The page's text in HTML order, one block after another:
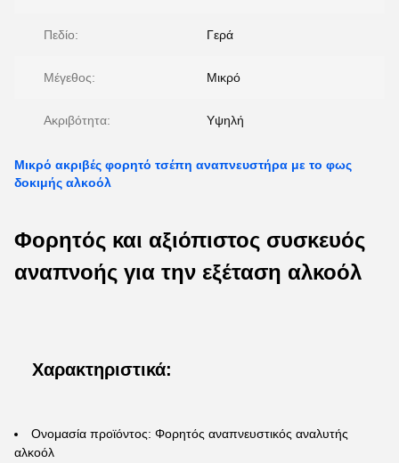
Πεδίο: Γερά
Μέγεθος: Μικρό
Ακριβότητα: Υψηλή
Μικρό ακριβές φορητό τσέπη αναπνευστήρα με το φως
δοκιμής αλκοόλ
Φορητός και αξιόπιστος συσκευός
αναπνοής για την εξέταση αλκοόλ
Χαρακτηριστικά:
Ονομασία προϊόντος: Φορητός αναπνευστικός αναλυτής
αλκοόλ